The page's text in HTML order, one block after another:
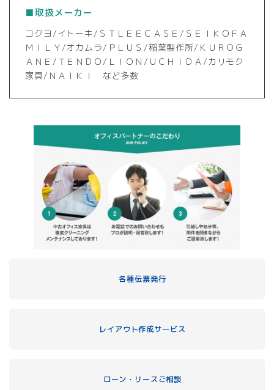
■取扱メーカー
コクヨ/イトーキ/ＳＴＬＥＥＣＡＳＥ/ＳＥＩＫＯＦＡ
ＭＩＬＹ/オカムラ/ＰＬＵＳ/稲葉製作所/ＫＵＲＯＧ
ＡＮＥ/ＴＥＮＤＯ/ＬＩＯＮ/ＵＣＨＩＤＡ/カリモク
家具/ＮＡＩＫＩ など多数
各種伝票発行
レイアウト作成サービス
ローン・リースご相談